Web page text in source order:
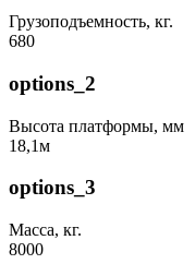
Грузоподъемность, кг.
680
options_2
Высота платформы, мм
18,1м
options_3
Масса, кг.
8000